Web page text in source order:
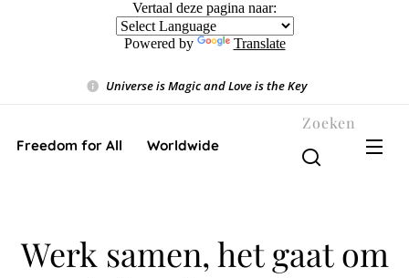
Vertaal deze pagina naar:
Powered by Translate
Universe is Magic and Love is the Key❤️
Freedom for All ❤️ Worldwide
Zoeken
Werk samen, het gaat om